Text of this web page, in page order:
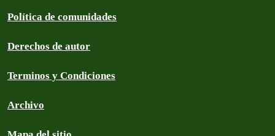
Política de comunidades
Derechos de autor
Terminos y Condiciones
Archivo